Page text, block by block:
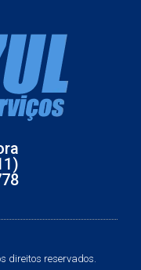
direitos reservados.